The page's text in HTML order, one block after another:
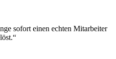
sofort einen echten Mitarbeiter